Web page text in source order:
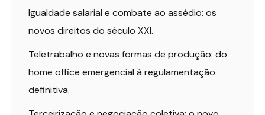
Igualdade salarial e combate ao assédio: os
novos direitos do século XXI.
Teletrabalho e novas formas de produção: do
home office emergencial à regulamentação
definitiva.